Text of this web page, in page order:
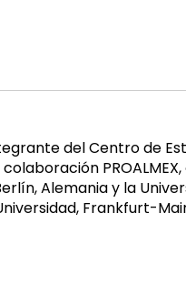
del Centro de
Alemania y la
Frankfurt-